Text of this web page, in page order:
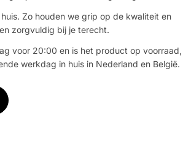
Zo houden we grip op de kwaliteit en
zorgvuldig bij je terecht.
voor 20:00 en is het product op voorraad,
werkdag in huis in Nederland en België.